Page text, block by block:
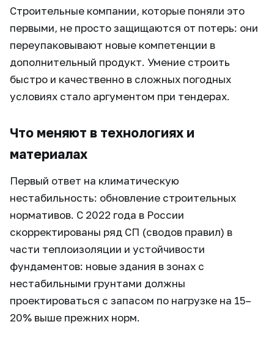
Строительные компании, которые поняли это
первыми, не просто защищаются от потерь: они
переупаковывают новые компетенции в
дополнительный продукт. Умение строить
быстро и качественно в сложных погодных
условиях стало аргументом при тендерах.
Что меняют в технологиях и
материалах
Первый ответ на климатическую
нестабильность: обновление строительных
нормативов. С 2022 года в России
скорректированы ряд СП (сводов правил) в
части теплоизоляции и устойчивости
фундаментов: новые здания в зонах с
нестабильными грунтами должны
проектироваться с запасом по нагрузке на 15–
20% выше прежних норм.